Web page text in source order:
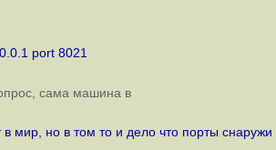
port 8021
сама машина в
мир, но в том то и дело что порты